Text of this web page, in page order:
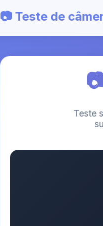
📷 Teste de
Teste